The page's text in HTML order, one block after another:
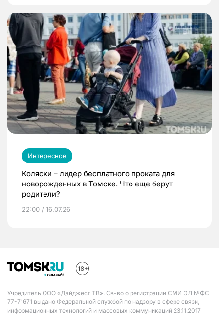
Интересное
Коляски – лидер бесплатного проката для
новорожденных в Томске. Что еще берут
родители?
22:00 / 16.07.26
Учредитель ООО «Дайджест ТВ». Св-во о регистрации СМИ ЭЛ №ФС
77-71671 выдано Федеральной службой по надзору в сфере связи,
информационных технологий и массовых коммуникаций 23.11.2017